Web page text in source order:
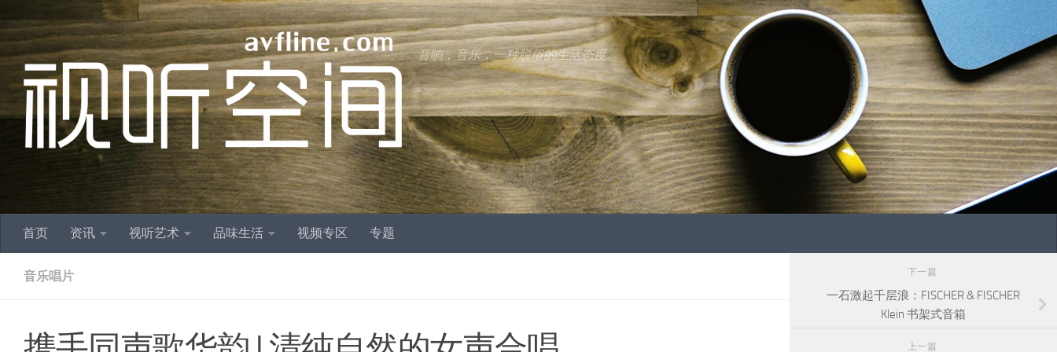
跳至内容
音响，音乐，一种脱俗的生活态度。
首页 资讯 视听艺术 品味生活 视频专区 专题
音乐唱片 下一篇
一石激起千层浪：FISCHER & FISCHER
Klein 书架式音箱
上一篇